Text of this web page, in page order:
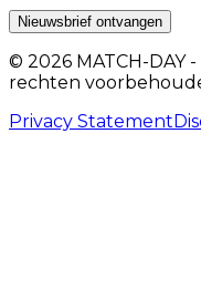
Nieuwsbrief ontvangen
© 2026 MATCH-DAY
rechten
Privacy Statement